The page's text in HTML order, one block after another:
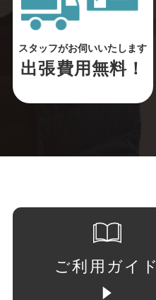
スタッフがお伺いいたします
出張費用無料！
ご利用ガイド